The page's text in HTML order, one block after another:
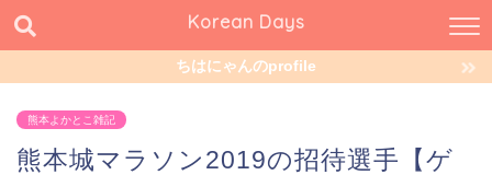
Korean Days
ちはにゃんのprofile
熊本よかとこ雑記
熊本城マラソン2019の招待選手【ゲ